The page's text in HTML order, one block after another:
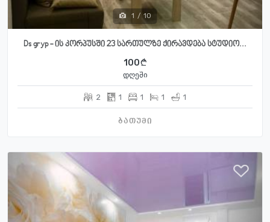
1 / 10
Ds gryp - ის კორპუსში 23 სართულზე ქირავდება სტუდიო...
100
დღეში
2 1 1 1 1
ბათუმი